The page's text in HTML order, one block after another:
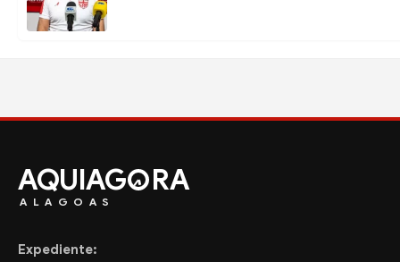
AQUIAG RA
ALAGOAS
Expediente: